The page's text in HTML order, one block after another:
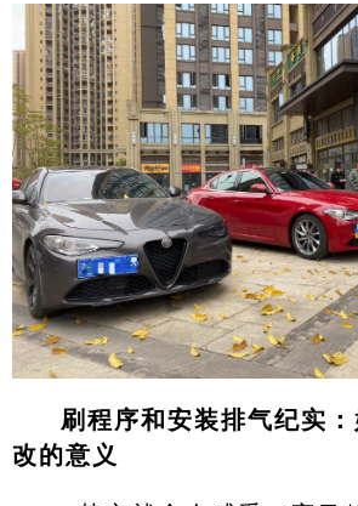
刷程序和安装排气纪实
改的意义